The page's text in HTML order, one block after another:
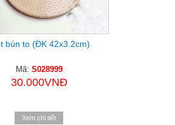
bún to (ĐK 42x3.2cm)
Mã: S028999
30.000VNĐ
Xem chi tiết